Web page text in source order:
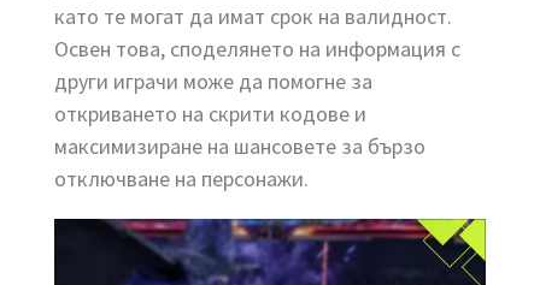
като те могат да имат срок на валидност.
Освен това, споделянето на информация с
други играчи може да помогне за
откриването на скрити кодове и
максимизиране на шансовете за бързо
отключване на персонажи.